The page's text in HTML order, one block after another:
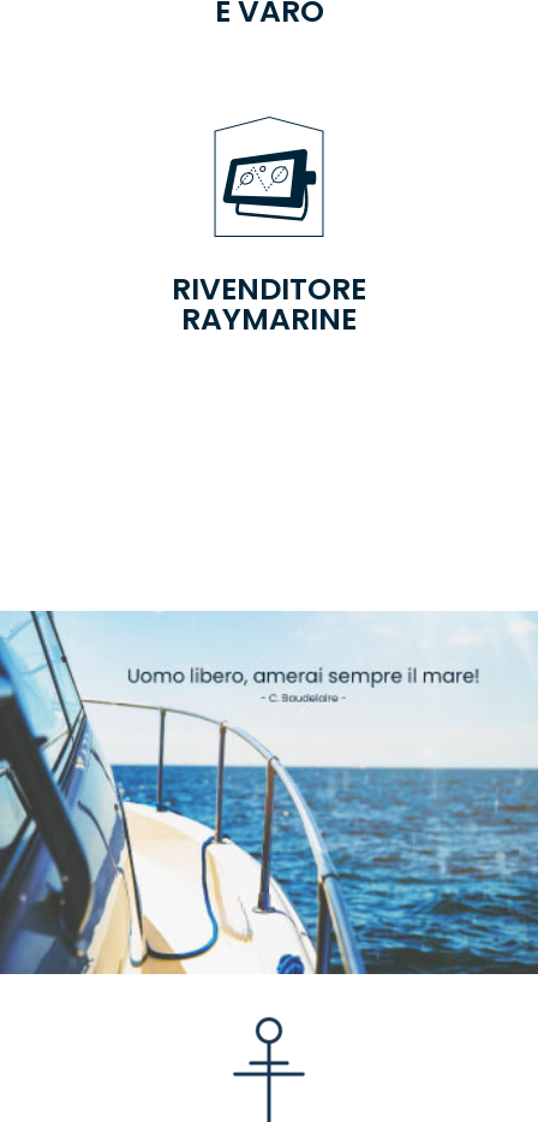
E VARO
RIVENDITORE
RAYMARINE